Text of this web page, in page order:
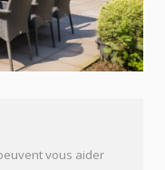
vous aider